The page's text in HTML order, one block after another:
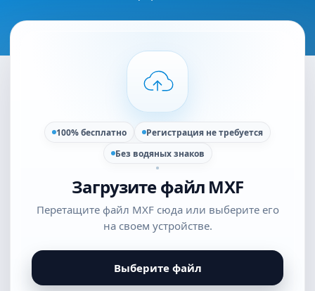
100% бесплатно
Регистрация не требуется
Без водяных знаков
Загрузите файл MXF
Перетащите файл MXF сюда или выберите его
на своем устройстве.
Выберите файл